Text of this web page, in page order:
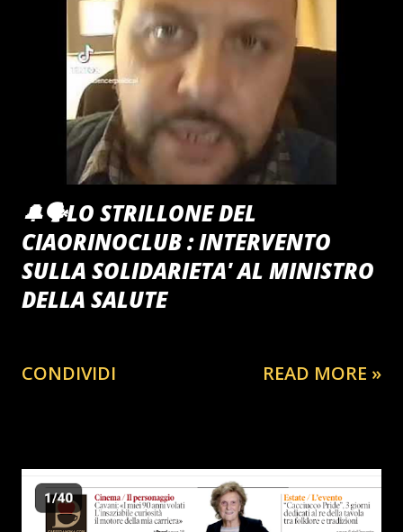
🔔🗣️LO STRILLONE DEL
CIAORINOCLUB : INTERVENTO
SULLA SOLIDARIETA' AL MINISTRO
DELLA SALUTE
CONDIVIDI READ MORE »